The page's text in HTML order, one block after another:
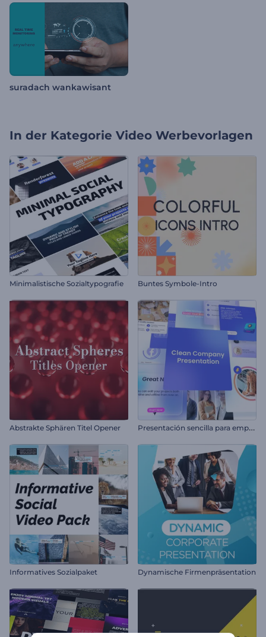
suradach wankawisant
In der Kategorie Video Werbevorlagen
Minimalistische Sozialtypografie Buntes Symbole-Intro
Abstrakte Sphären Titel Opener P
resentación sencilla para empresas
Informatives Sozialpaket Dynamische Firmenpräsentation